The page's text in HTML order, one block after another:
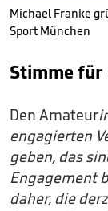
Michael Franke
Sport München
Stimme
Den Amateur
engagierten
geben, das
Engagement
daher, die